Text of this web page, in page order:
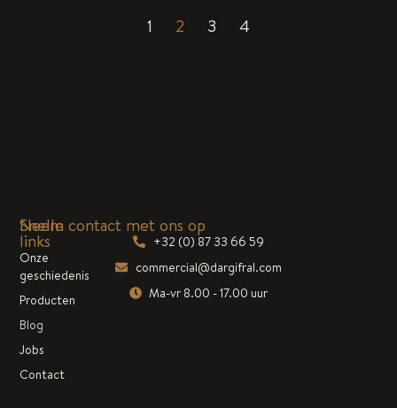
1 2 3 4
Snelle
links
Onze
geschiedenis
Producten
Blog
Jobs
Contact
Neem contact met ons op
+32 (0) 87 33 66 59
commercial@dargifral.com
Ma-vr 8.00 - 17.00 uur